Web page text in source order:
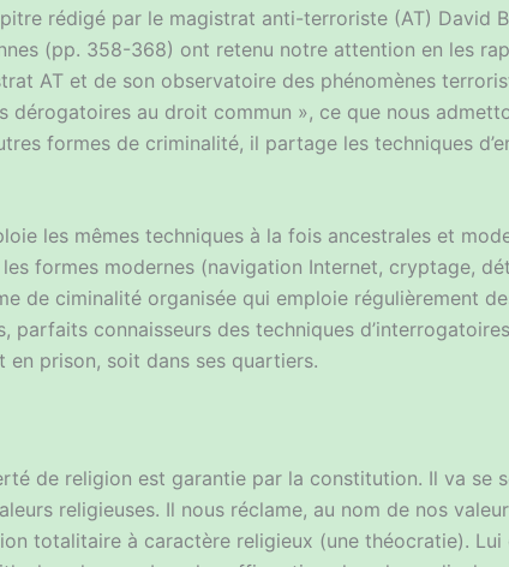
rédigé par le magistrat anti-terroriste (AT) David
(pp. 358-368) ont retenu notre attention en les
AT et de son observatoire des phénomènes
au droit commun », ce que nous
formes de criminalité, il partage les techniques
les mêmes techniques à la fois ancestrales et
formes modernes (navigation Internet, cryptage,
de ciminalité organisée qui emploie régulièrement
connaisseurs des techniques
prison, soit dans ses quartiers.
de religion est garantie par la constitution. Il va se
religieuses. Il nous réclame, au nom de nos
totalitaire à caractère religieux (une théocratie). Lui